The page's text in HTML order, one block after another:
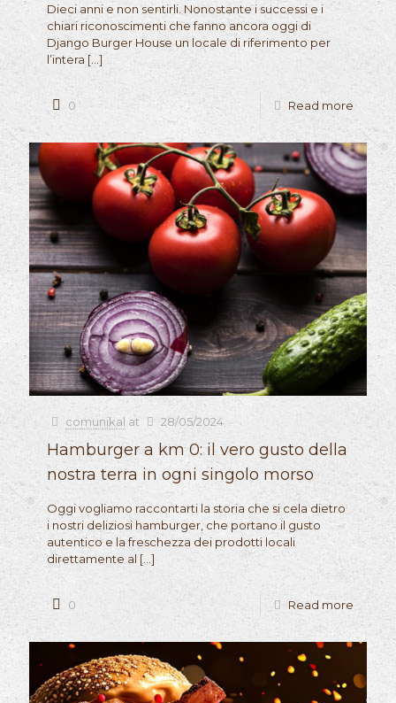
Dieci anni e non sentirli. Nonostante i successi e i
chiari riconoscimenti che fanno ancora oggi di
Django Burger House un locale di riferimento per
l’intera […]
0 Read more
comunikal at 28/05/2024
Hamburger a km 0: il vero gusto della
nostra terra in ogni singolo morso
Oggi vogliamo raccontarti la storia che si cela dietro
i nostri deliziosi hamburger, che portano il gusto
autentico e la freschezza dei prodotti locali
direttamente al […]
0 Read more